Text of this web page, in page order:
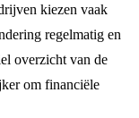
kiezen vaak
regelmatig en
overzicht van de
om financiële